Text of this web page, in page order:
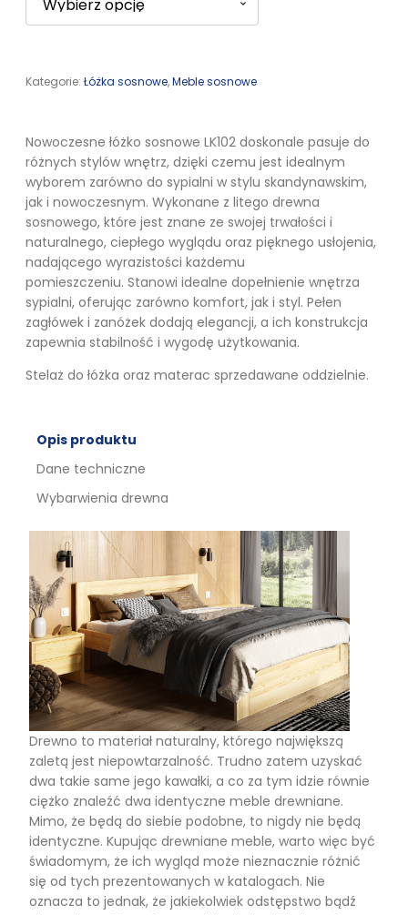
Kategorie: Łóżka sosnowe,Meble sosnowe
Nowoczesne łóżko sosnowe LK102 doskonale pasuje do
różnych stylów wnętrz, dzięki czemu jest idealnym
wyborem zarówno do sypialni w stylu skandynawskim,
jak i nowoczesnym. Wykonane z litego drewna
sosnowego, które jest znane ze swojej trwałości i
naturalnego, ciepłego wyglądu oraz pięknego usłojenia,
nadającego wyrazistości każdemu
pomieszczeniu. Stanowi idealne dopełnienie wnętrza
sypialni, oferując zarówno komfort, jak i styl. Pełen
zagłówek i zanóżek dodają elegancji, a ich konstrukcja
zapewnia stabilność i wygodę użytkowania.
Stelaż do łóżka oraz materac sprzedawane oddzielnie.
Opis produktu
Dane techniczne
Wybarwienia drewna
Drewno to materiał naturalny, którego największą
zaletą jest niepowtarzalność. Trudno zatem uzyskać
dwa takie same jego kawałki, a co za tym idzie równie
ciężko znaleźć dwa identyczne meble drewniane.
Mimo, że będą do siebie podobne, to nigdy nie będą
identyczne. Kupując drewniane meble, warto więc być
świadomym, że ich wygląd może nieznacznie różnić
się od tych prezentowanych w katalogach. Nie
oznacza to jednak, że jakiekolwiek odstępstwo bądź